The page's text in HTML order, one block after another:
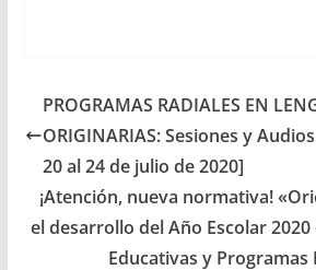
PROGRAMAS RADIALES EN
ORIGINARIAS: Sesiones y
20 al 24 de julio de 2020]
¡Atención, nueva normativa!
el desarrollo del Año Escolar
Educativas y Programas